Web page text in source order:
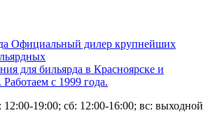
Официальный дилер крупнейших
для бильярда в Красноярске и
с 1999 года.
19:00; сб: 12:00-16:00; вс: выходной